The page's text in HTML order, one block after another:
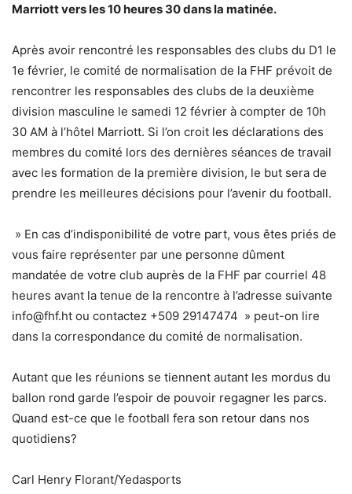
Marriott vers les 10 heures 30 dans la matinée.
Après avoir rencontré les responsables des clubs du D1 le
1e février, le comité de normalisation de la FHF prévoit de
rencontrer les responsables des clubs de la deuxième
division masculine le samedi 12 février à compter de 10h
30 AM à l’hôtel Marriott. Si l’on croit les déclarations des
membres du comité lors des dernières séances de travail
avec les formation de la première division, le but sera de
prendre les meilleures décisions pour l’avenir du football.
» En cas d’indisponibilité de votre part, vous êtes priés de
vous faire représenter par une personne dûment
mandatée de votre club auprès de la FHF par courriel 48
heures avant la tenue de la rencontre à l’adresse suivante
info@fhf.ht ou contactez +509 29147474 » peut-on lire
dans la correspondance du comité de normalisation.
Autant que les réunions se tiennent autant les mordus du
ballon rond garde l’espoir de pouvoir regagner les parcs.
Quand est-ce que le football fera son retour dans nos
quotidiens?
Carl Henry Florant/Yedasports